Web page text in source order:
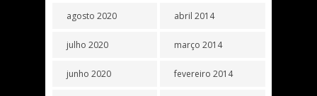
agosto 2020
julho 2020
junho 2020
abril 2014
março 2014
fevereiro 2014